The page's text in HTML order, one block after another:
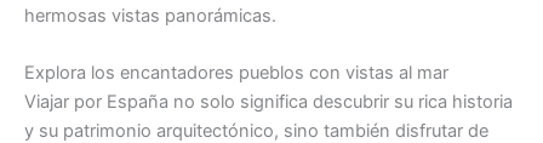
hermosas vistas panorámicas.
Explora los encantadores pueblos con vistas al mar
Viajar por España no solo significa descubrir su rica historia
y su patrimonio arquitectónico, sino también disfrutar de